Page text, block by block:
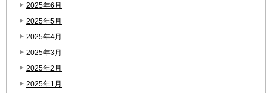
2025年6月
2025年5月
2025年4月
2025年3月
2025年2月
2025年1月